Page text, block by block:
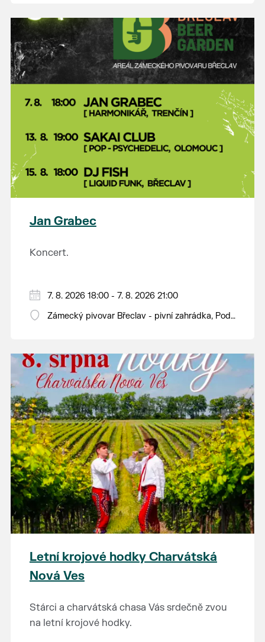
Jan Grabec
Koncert.
7. 8. 2026 18:00 - 7. 8. 2026 21:00
Zámecký pivovar Břeclav - pivní zahrádka, Pod
Letní krojové hodky Charvátská
Nová Ves
Stárci a charvátská chasa Vás srdečně zvou
na letní krojové hodky.